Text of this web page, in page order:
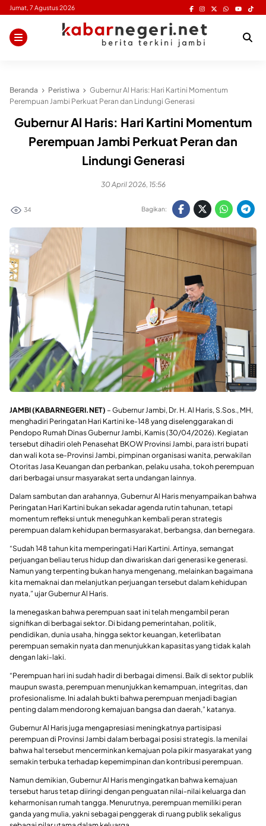
Skip
content
Jumat, 7 Agustus 2026
Beranda Peristiwa
Gubernur Al Haris: Hari Kartini Momentum
Perempuan Jambi Perkuat Peran dan Lindungi Generasi
Gubernur Al Haris: Hari Kartini Momentum
Perempuan Jambi Perkuat Peran dan
Lindungi Generasi
30 April 2026, 15:56
34 Bagikan:
JAMBI (KABARNEGERI.NET) – Gubernur Jambi, Dr. H. Al Haris, S.Sos., MH,
menghadiri Peringatan Hari Kartini ke-148 yang diselenggarakan di
Pendopo Rumah Dinas Gubernur Jambi, Kamis (30/04/2026). Kegiatan
tersebut dihadiri oleh Penasehat BKOW Provinsi Jambi, para istri bupati
dan wali kota se-Provinsi Jambi, pimpinan organisasi wanita, perwakilan
Otoritas Jasa Keuangan dan perbankan, pelaku usaha, tokoh perempuan
dari berbagai unsur masyarakat serta undangan lainnya.
Dalam sambutan dan arahannya, Gubernur Al Haris menyampaikan bahwa
Peringatan Hari Kartini bukan sekadar agenda rutin tahunan, tetapi
momentum refleksi untuk meneguhkan kembali peran strategis
perempuan dalam kehidupan bermasyarakat, berbangsa, dan bernegara.
“Sudah 148 tahun kita memperingati Hari Kartini. Artinya, semangat
perjuangan beliau terus hidup dan diwariskan dari generasi ke generasi.
Namun yang terpenting bukan hanya mengenang, melainkan bagaimana
kita memaknai dan melanjutkan perjuangan tersebut dalam kehidupan
nyata,” ujar Gubernur Al Haris.
Ia menegaskan bahwa perempuan saat ini telah mengambil peran
signifikan di berbagai sektor. Di bidang pemerintahan, politik,
pendidikan, dunia usaha, hingga sektor keuangan, keterlibatan
perempuan semakin nyata dan menunjukkan kapasitas yang tidak kalah
dengan laki-laki.
“Perempuan hari ini sudah hadir di berbagai dimensi. Baik di sektor publik
maupun swasta, perempuan menunjukkan kemampuan, integritas, dan
profesionalisme. Ini adalah bukti bahwa perempuan menjadi bagian
penting dalam mendorong kemajuan bangsa dan daerah,” katanya.
Gubernur Al Haris juga mengapresiasi meningkatnya partisipasi
perempuan di Provinsi Jambi dalam berbagai posisi strategis. Ia menilai
bahwa hal tersebut mencerminkan kemajuan pola pikir masyarakat yang
semakin terbuka terhadap kepemimpinan dan kontribusi perempuan.
Namun demikian, Gubernur Al Haris mengingatkan bahwa kemajuan
tersebut harus tetap diiringi dengan penguatan nilai-nilai keluarga dan
keharmonisan rumah tangga. Menurutnya, perempuan memiliki peran
ganda yang mulia, yakni sebagai penggerak di ruang publik sekaligus